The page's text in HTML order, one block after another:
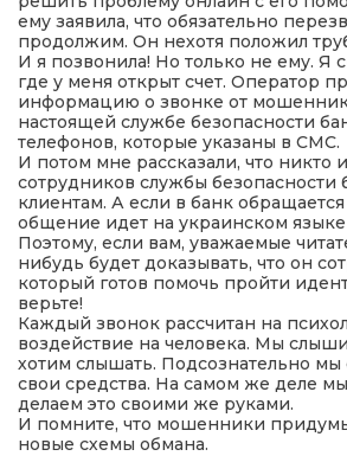
ему заявила, что обязательно
продолжим. Он нехотя положил
И я позвонила! Но только не ему. Я
где у меня открыт счет. Оператор
информацию о звонке от
настоящей службе безопасности
телефонов, которые указаны в СМС.
И потом мне рассказали, что никто
сотрудников службы безопасности
клиентам. А если в банк обращается
общение идет на украинском
Поэтому, если вам, уважаемые
нибудь будет доказывать, что он
который готов помочь пройти
верьте!
Каждый звонок рассчитан на
воздействие на человека. Мы
хотим слышать. Подсознательно
свои средства. На самом же деле
делаем это своими же руками.
И помните, что мошенники
новые схемы обмана.